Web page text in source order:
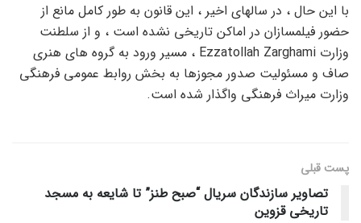
با این حال ، در سالهای اخیر ، این قانون به طور کامل مانع از
حضور فیلمسازان در اماکن تاریخی نشده است ، و از سلطنت
وزارت Ezzatollah Zarghami ، مسیر ورود به گروه های هنری
صاف و مسئولیت صدور مجوزها به بخش روابط عمومی فرهنگی
وزارت میراث فرهنگی واگذار شده است.
پست قبلی
تصاویر سازندگان سریال “صبح طنز” تا شایعه به مسجد
تاریخی قزوین